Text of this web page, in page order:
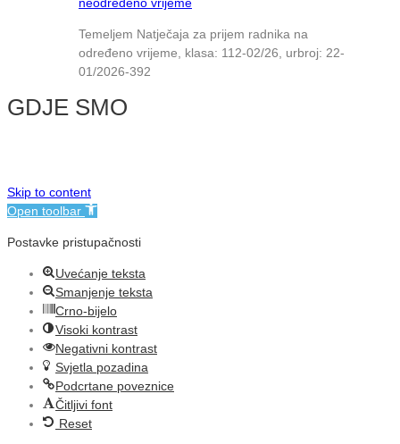
Temeljem Natječaja za prijem radnika na
određeno vrijeme, klasa: 112-02/26, urbroj: 22-
01/2026-392
GDJE SMO
Skip to content
Open toolbar
Postavke pristupačnosti
Uvećanje teksta
Smanjenje teksta
Crno-bijelo
Visoki kontrast
Negativni kontrast
Svjetla pozadina
Podcrtane poveznice
Čitljivi font
Reset